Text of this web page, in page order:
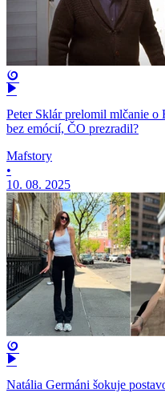
Peter Sklár prelomil mlčanie o
bez emócií, ČO prezradil?
Mafstory
•
10. 08. 2025
Natália Germáni šokuje